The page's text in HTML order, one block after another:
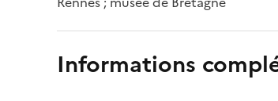
Informations